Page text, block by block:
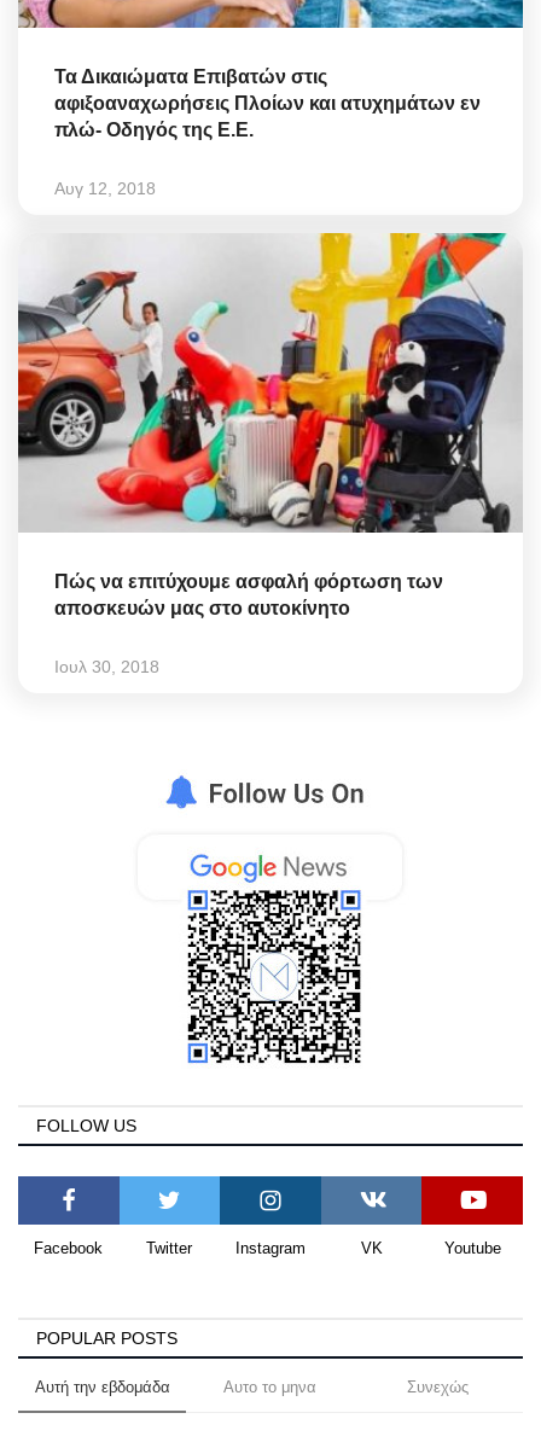
Τα Δικαιώματα Επιβατών στις
αφιξοαναχωρήσεις Πλοίων και ατυχημάτων εν
πλώ- Οδηγός της Ε.Ε.
Αυγ 12, 2018
Πώς να επιτύχουμε ασφαλή φόρτωση των
αποσκευών μας στο αυτοκίνητο
Ιουλ 30, 2018
FOLLOW US
Facebook Twitter Instagram VK Youtube
POPULAR POSTS
Αυτή την εβδομάδα Αυτο το μηνα Συνεχώς